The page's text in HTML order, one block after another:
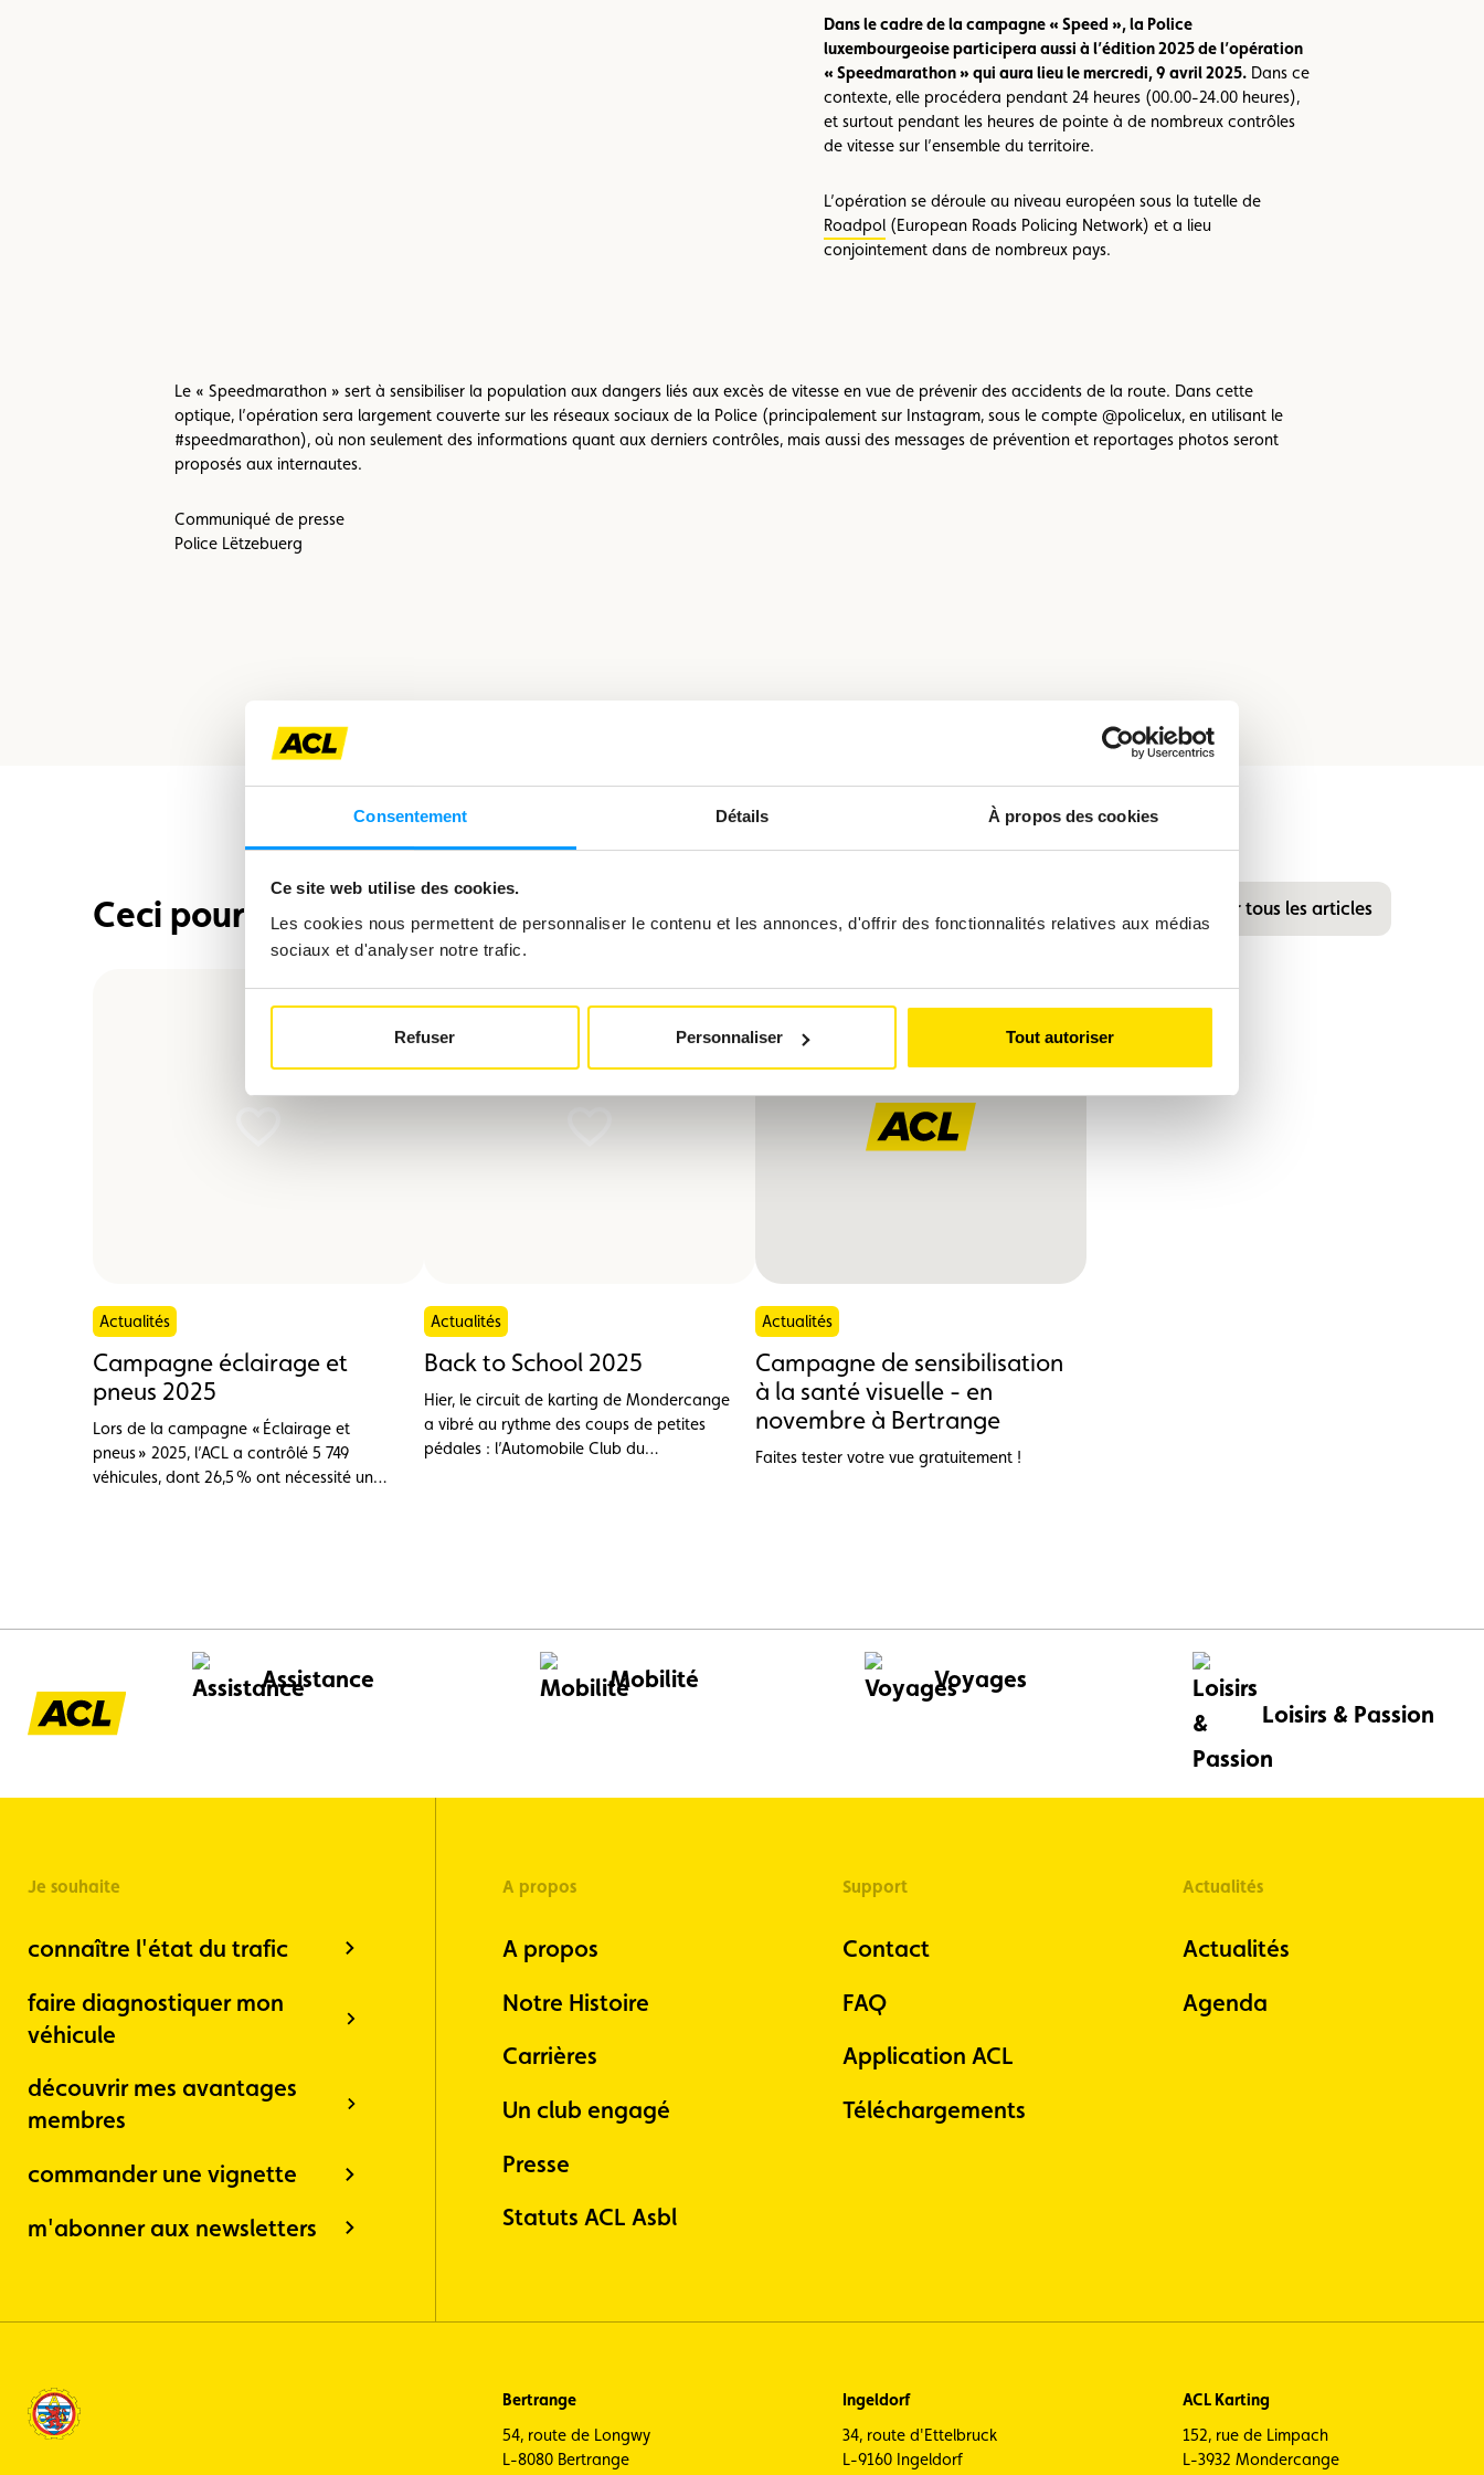
Consentement Détails À propos des cookies
Ce site web utilise des cookies.
Les cookies nous permettent de personnaliser le contenu et les annonces, d'offrir des fonctionnalités relatives aux médias
sociaux et d'analyser notre trafic.
Refuser Personnaliser Tout autoriser
Dans le cadre de la campagne « Speed », la Police
luxembourgeoise participera aussi à l’édition 2025 de l’opération
« Speedmarathon » qui aura lieu le mercredi, 9 avril 2025.Dans ce
contexte, elle procédera pendant 24 heures (00.00-24.00 heures),
et surtout pendant les heures de pointe à de nombreux contrôles
de vitesse sur l’ensemble du territoire.
L’opération se déroule au niveau européen sous la tutelle de
Roadpol (European Roads Policing Network) et a lieu
conjointement dans de nombreux pays.
Le « Speedmarathon » sert à sensibiliser la population aux dangers liés aux excès de vitesse en vue de prévenir des accidents de la route. Dans cette
optique, l’opération sera largement couverte sur les réseaux sociaux de la Police (principalement sur Instagram, sous le compte @policelux, en utilisant le
#speedmarathon), où non seulement des informations quant aux derniers contrôles, mais aussi des messages de prévention et reportages photos seront
proposés aux internautes.
Communiqué de presse
Police Lëtzebuerg
Ceci pourrait également vous intéresser Voir tous les articles
Actualités
Campagne éclairage et
pneus 2025
Lors de la campagne « Éclairage et
pneus » 2025, l’ACL a contrôlé 5 749
véhicules, dont 26,5 % ont nécessité un
Actualités
Back to School 2025
Hier, le circuit de karting de Mondercange
a vibré au rythme des coups de petites
pédales : l’Automobile Club du
Actualités
Campagne de sensibilisation
à la santé visuelle - en
novembre à Bertrange
Faites tester votre vue gratuitement !
Assistance Mobilité
Voyages
Loisirs & Passion
Je souhaite
connaître l'état du trafic
faire diagnostiquer mon
véhicule
découvrir mes avantages
membres
commander une vignette
m'abonner aux newsletters
A propos
A propos
Notre Histoire
Carrières
Un club engagé
Presse
Statuts ACL Asbl
Support
Contact
FAQ
Application ACL
Téléchargements
Actualités
Actualités
Agenda
Bertrange
54, route de Longwy
L-8080 Bertrange
Ingeldorf
34, route d'Ettelbruck
L-9160 Ingeldorf
ACL Karting
152, rue de Limpach
L-3932 Mondercange